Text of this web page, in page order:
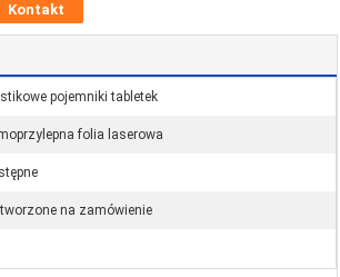
Kontakt
pojemniki tabletek
folia laserowa
na zamówienie